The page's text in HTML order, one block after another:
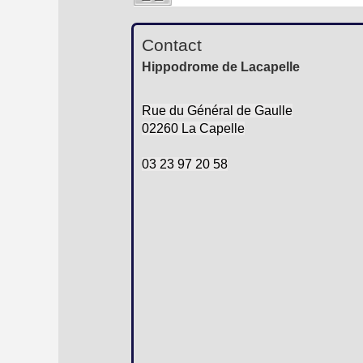
Contact
Hippodrome de Lacapelle
Rue du Général de Gaulle
02260 La Capelle
03 23 97 20 58